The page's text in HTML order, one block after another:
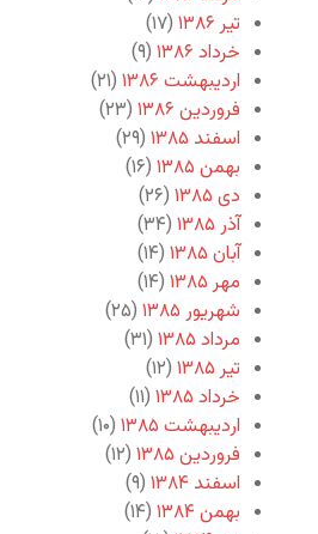
تیر ۱۳۸۶
(۱۷)
خرداد ۱۳۸۶
(۹)
اردیبهشت ۱۳۸۶
(۲۱)
فروردین ۱۳۸۶
(۲۳)
اسفند ۱۳۸۵
(۲۹)
بهمن ۱۳۸۵
(۱۶)
دی ۱۳۸۵
(۲۶)
آذر ۱۳۸۵
(۳۴)
آبان ۱۳۸۵
(۱۴)
مهر ۱۳۸۵
(۱۴)
شهریور ۱۳۸۵
(۲۵)
مرداد ۱۳۸۵
(۳۱)
تیر ۱۳۸۵
(۱۲)
خرداد ۱۳۸۵
(۱۱)
اردیبهشت ۱۳۸۵
(۱۰)
فروردین ۱۳۸۵
(۱۲)
اسفند ۱۳۸۴
(۹)
بهمن ۱۳۸۴
(۱۴)